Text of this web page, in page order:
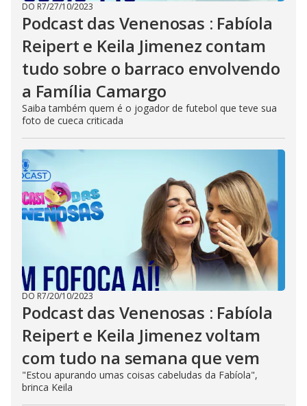
DO R7/27/10/2023
Podcast das Venenosas : Fabíola
Reipert e Keila Jimenez contam
tudo sobre o barraco envolvendo
a Família Camargo
Saiba também quem é o jogador de futebol que teve sua
foto de cueca criticada
DO R7/20/10/2023
Podcast das Venenosas : Fabíola
Reipert e Keila Jimenez voltam
com tudo na semana que vem
"Estou apurando umas coisas cabeludas da Fabíola",
brinca Keila